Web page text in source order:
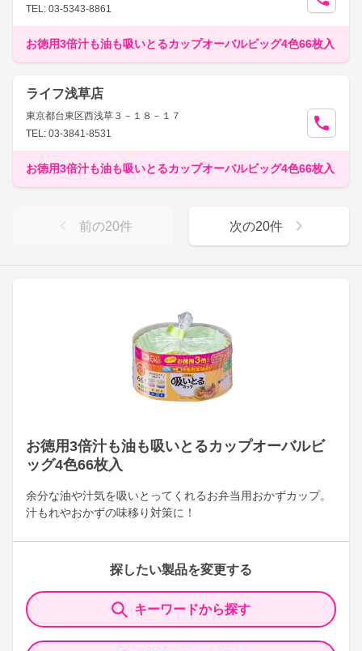
お徳用3倍汁も油も吸いとるカップオーバルビ
ッグ4色66枚入
余分な油や汁気を吸いとってくれるお弁当用おかずカップ。
汁もれやおかずの味移り対策に！
探したい製品を変更する
キーワードから探す
TEL: 03-5343-8861
お徳用3倍汁も油も吸いとるカップオーバルビッグ4色66枚入
ライフ浅草店
東京都台東区西浅草３－１８－１７
TEL: 03-3841-8531
お徳用3倍汁も油も吸いとるカップオーバルビッグ4色66枚入
前の20件 次の20件